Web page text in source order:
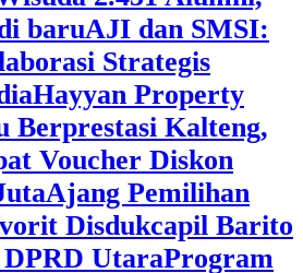
baruAJI dan SMSI:
Strategis
Hayyan Property
Berprestasi Kalteng,
Voucher Diskon
Ajang Pemilihan
Disdukcapil Barito
UtaraProgram